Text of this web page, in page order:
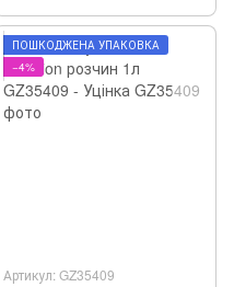
ПОШКОДЖЕНА УПАКОВКА
−4%
Артикул: GZ35409